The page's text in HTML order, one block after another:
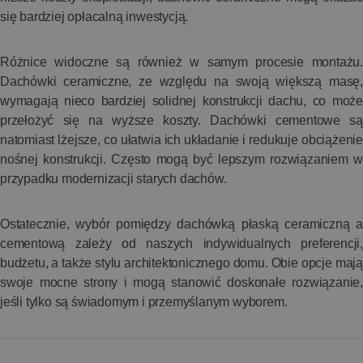
się bardziej opłacalną inwestycją.
Różnice widoczne są również w samym procesie montażu.
Dachówki ceramiczne, ze względu na swoją większą masę,
wymagają nieco bardziej solidnej konstrukcji dachu, co może
przełożyć się na wyższe koszty. Dachówki cementowe są
natomiast lżejsze, co ułatwia ich układanie i redukuje obciążenie
nośnej konstrukcji. Często mogą być lepszym rozwiązaniem w
przypadku modernizacji starych dachów.
Ostatecznie, wybór pomiędzy dachówką płaską ceramiczną a
cementową zależy od naszych indywidualnych preferencji,
budżetu, a także stylu architektonicznego domu. Obie opcje mają
swoje mocne strony i mogą stanowić doskonałe rozwiązanie,
jeśli tylko są świadomym i przemyślanym wyborem.